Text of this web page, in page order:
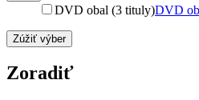
DVD obal (3 tituly)DVD
Zúžiť výber
Zoradiť